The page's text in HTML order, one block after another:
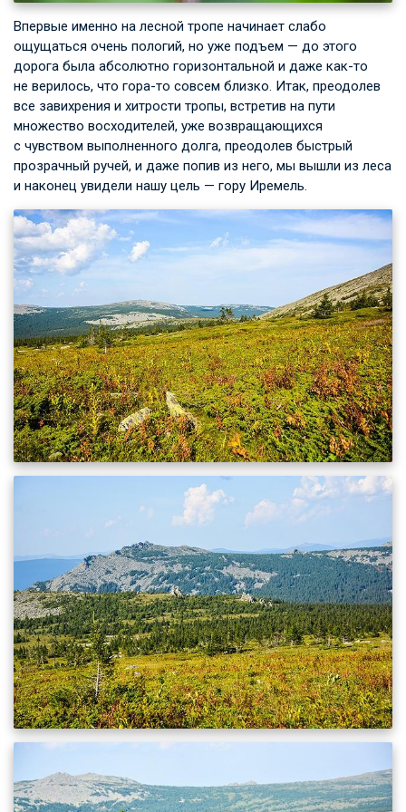
Впервые именно на лесной тропе начинает слабо
ощущаться очень пологий, но уже подъем — до этого
дорога была абсолютно горизонтальной и даже как-то
не верилось, что гора-то совсем близко. Итак, преодолев
все завихрения и хитрости тропы, встретив на пути
множество восходителей, уже возвращающихся
с чувством выполненного долга, преодолев быстрый
прозрачный ручей, и даже попив из него, мы вышли из леса
и наконец увидели нашу цель — гору Иремель.